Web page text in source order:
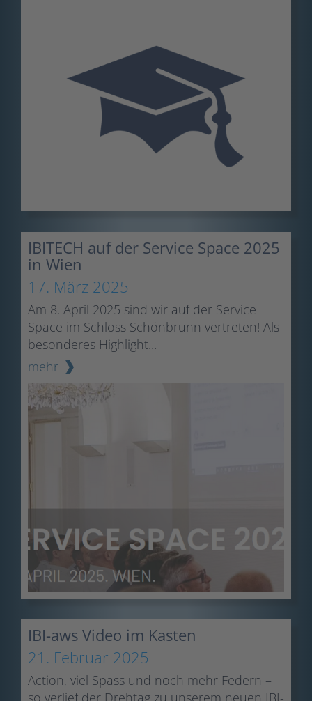
IBITECH auf der Service Space 2025
in Wien
17. März 2025
Am 8. April 2025 sind wir auf der Service
Space im Schloss Schönbrunn vertreten! Als
besonderes Highlight...
mehr
IBI-aws Video im Kasten
21. Februar 2025
Action, viel Spass und noch mehr Federn –
so verlief der Drehtag zu unserem neuen IBI-